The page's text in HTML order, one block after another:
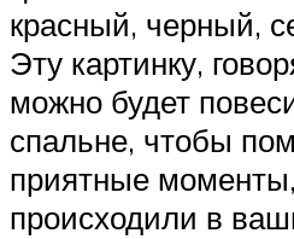
красный, черный,
Эту картинку,
можно будет
спальне, чтобы
приятные
происходили в